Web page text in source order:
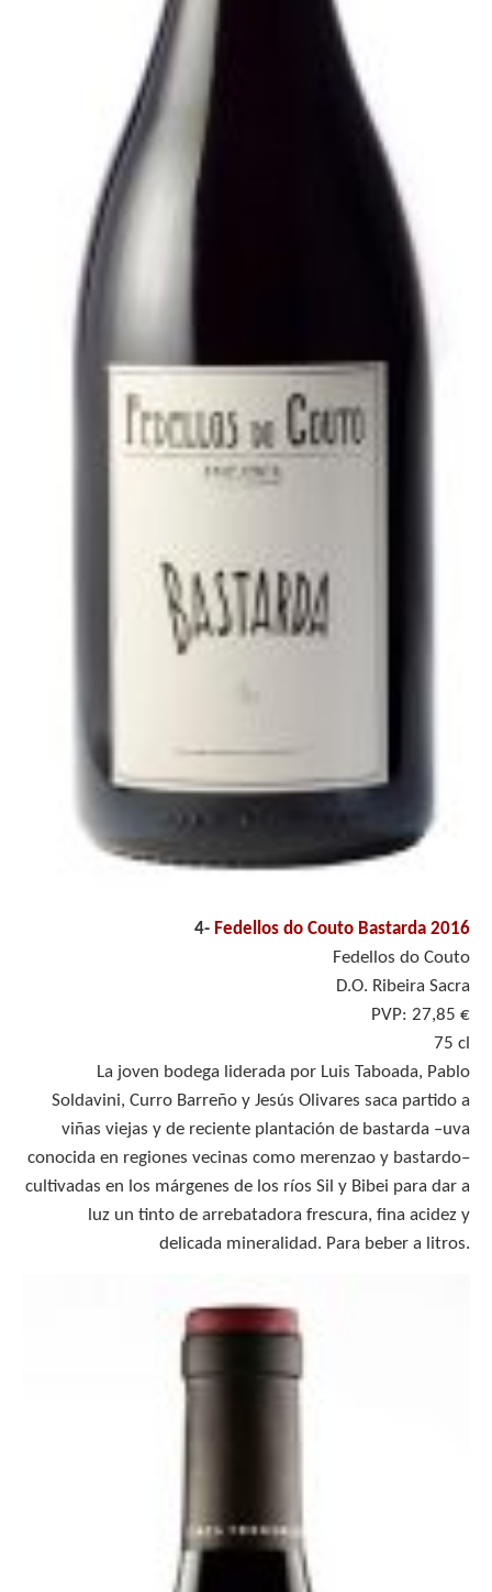
4- Fedellos do Couto Bastarda 2016
Fedellos do Couto
D.O. Ribeira Sacra
PVP: 27,85 €
75 cl
La joven bodega liderada por Luis Taboada, Pablo
Soldavini, Curro Barreño y Jesús Olivares saca partido a
viñas viejas y de reciente plantación de bastarda –uva
conocida en regiones vecinas como merenzao y bastardo–
cultivadas en los márgenes de los ríos Sil y Bibei para dar a
luz un tinto de arrebatadora frescura, fina acidez y
delicada mineralidad. Para beber a litros.